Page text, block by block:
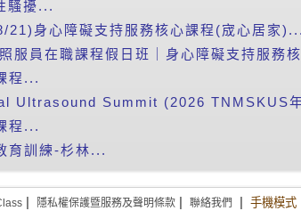
騷擾...
21)身心障礙支持服務核心課程(宬心居家
服員在職課程假日班｜身心障礙支持服務
程...
Ultrasound Summit (2026 TNMSKUS
程...
育訓練-杉林...
| 隱私權保護暨服務及聲明條款 | 聯絡我們 | 手機模式